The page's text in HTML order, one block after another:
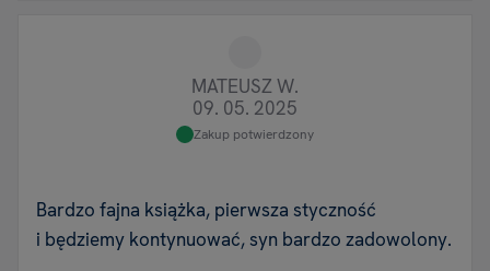
MATEUSZ W.
09. 05. 2025
Zakup potwierdzony
Bardzo fajna książka, pierwsza styczność
i będziemy kontynuować, syn bardzo zadowolony.